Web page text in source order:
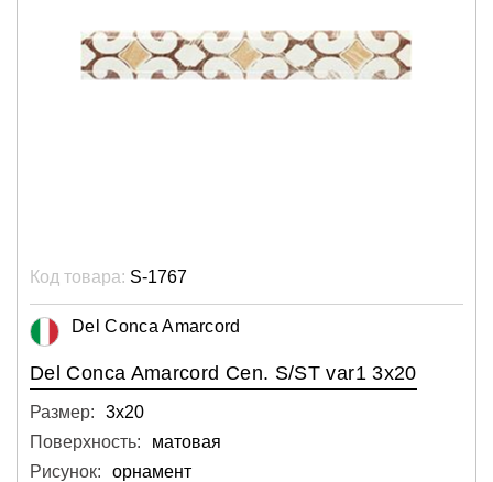
Код товара: S-1767
Del Conca Amarcord
Del Conca Amarcord Cen. S/ST var1 3x20
Размер:
3х20
Поверхность:
матовая
Рисунок:
орнамент